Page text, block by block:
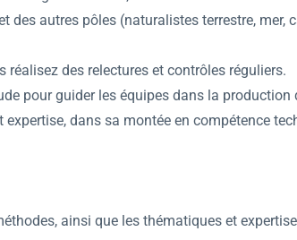
des autres pôles (naturalistes terrestre, mer,
réalisez des relectures et contrôles réguliers.
pour guider les équipes dans la production
dans sa montée en compétence
ainsi que les thématiques et